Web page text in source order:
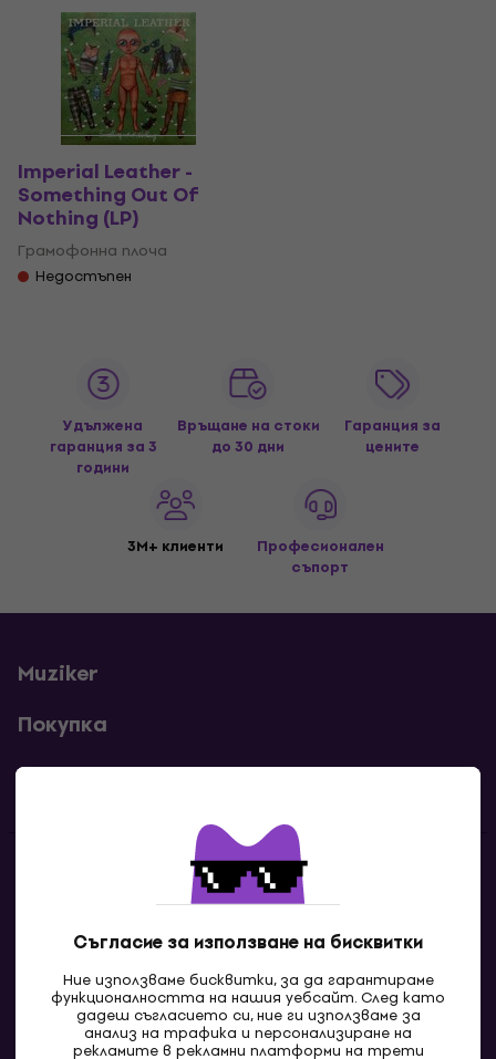
Съгласие за използване на бисквитки
Ние използваме бисквитки, за да гарантираме
функционалността на нашия уебсайт. След като
дадеш съгласието си, ние ги използваме за
анализ на трафика и персонализиране на
рекламите в рекламни платформи на трети
Imperial Leather -
Something Out Of
Nothing (LP)
Грамофонна плоча
Недостъпен
Удължена
гаранция за 3
години
Връщане на стоки
до 30 дни
Гаранция за
цените
3M+ клиенти
Професионален
съпорт
Muziker
Покупка
Полезни линкове
Контакти